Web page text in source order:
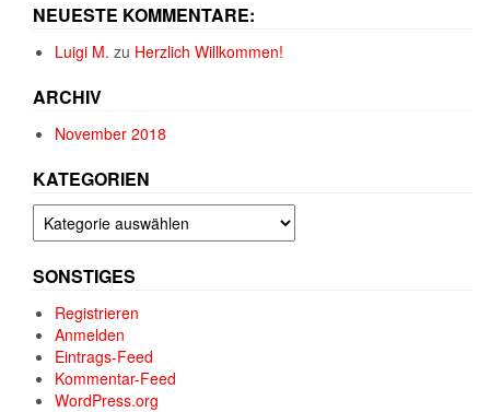
NEUESTE KOMMENTARE:
Luigi M. zu Herzlich Willkommen!
ARCHIV
November 2018
KATEGORIEN
Kategorien
SONSTIGES
Registrieren
Anmelden
Eintrags-Feed
Kommentar-Feed
WordPress.org